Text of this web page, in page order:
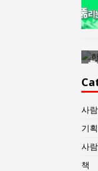
사
기획
사람
책